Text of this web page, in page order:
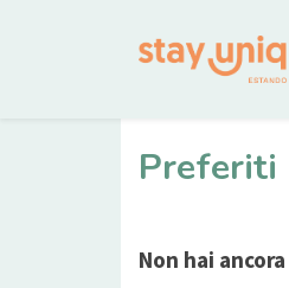
Preferiti
Non hai